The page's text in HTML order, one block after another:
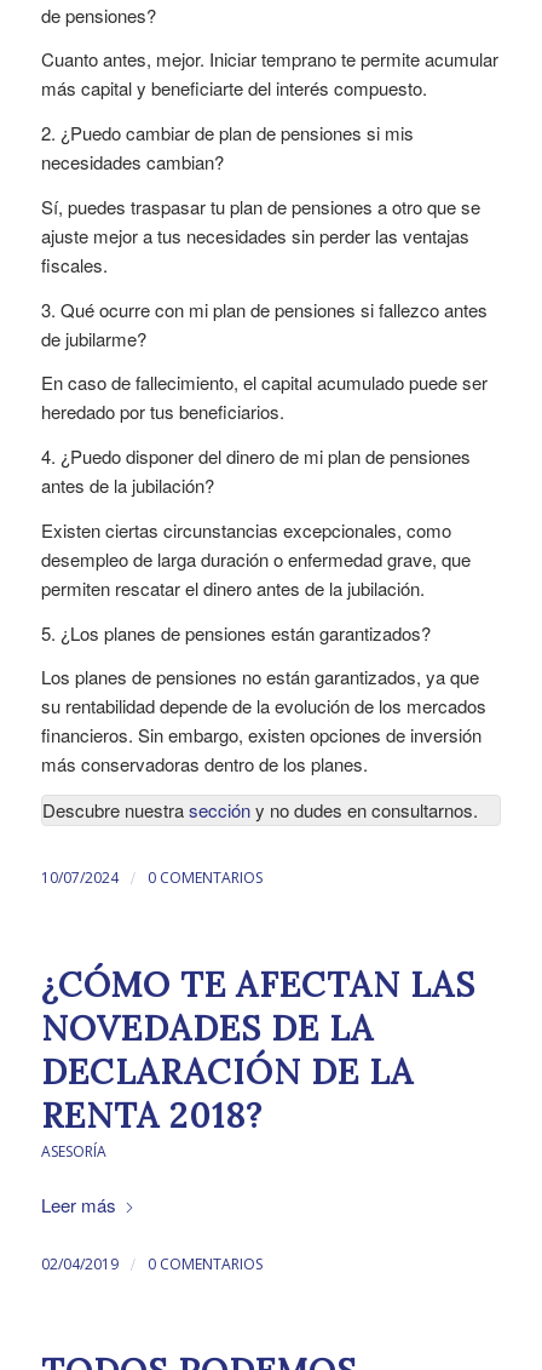
de pensiones?
Cuanto antes, mejor. Iniciar temprano te permite acumular
más capital y beneficiarte del interés compuesto.
2. ¿Puedo cambiar de plan de pensiones si mis
necesidades cambian?
Sí, puedes traspasar tu plan de pensiones a otro que se
ajuste mejor a tus necesidades sin perder las ventajas
fiscales.
3. Qué ocurre con mi plan de pensiones si fallezco antes
de jubilarme?
En caso de fallecimiento, el capital acumulado puede ser
heredado por tus beneficiarios.
4. ¿Puedo disponer del dinero de mi plan de pensiones
antes de la jubilación?
Existen ciertas circunstancias excepcionales, como
desempleo de larga duración o enfermedad grave, que
permiten rescatar el dinero antes de la jubilación.
5. ¿Los planes de pensiones están garantizados?
Los planes de pensiones no están garantizados, ya que
su rentabilidad depende de la evolución de los mercados
financieros. Sin embargo, existen opciones de inversión
más conservadoras dentro de los planes.
Descubre nuestraseccióny no dudes en consultarnos.
10/07/2024 / 0 COMENTARIOS
¿CÓMO TE AFECTAN LAS
NOVEDADES DE LA
DECLARACIÓN DE LA
RENTA 2018?
ASESORÍA
Leer más
02/04/2019 / 0 COMENTARIOS